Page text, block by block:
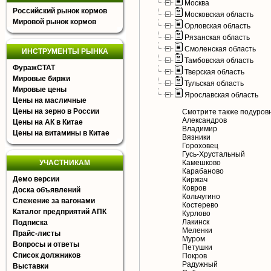
Российский рынок кормов
Мировой рынок кормов
ИНСТРУМЕНТЫ РЫНКА
ФуражСТАТ
Мировые биржи
Мировые цены
Цены на масличные
Цены на зерно в России
Цены на АК в Китае
Цены на витамины в Китае
УЧАСТНИКАМ
Демо версии
Доска объявлений
Слежение за вагонами
Каталог предприятий АПК
Подписка
Прайс-листы
Вопросы и ответы
Список должников
Выставки
Москва
Московская область
Орловская область
Рязанская область
Смоленская область
Тамбовская область
Тверская область
Тульская область
Ярославская область
Смотрите также
Александров
Владимир
Вязники
Гороховец
Гусь-Хрустальный
Камешково
Карабаново
Киржач
Ковров
Кольчугино
Костерево
Курлово
Лакинск
Меленки
Муром
Петушки
Покров
Радужный